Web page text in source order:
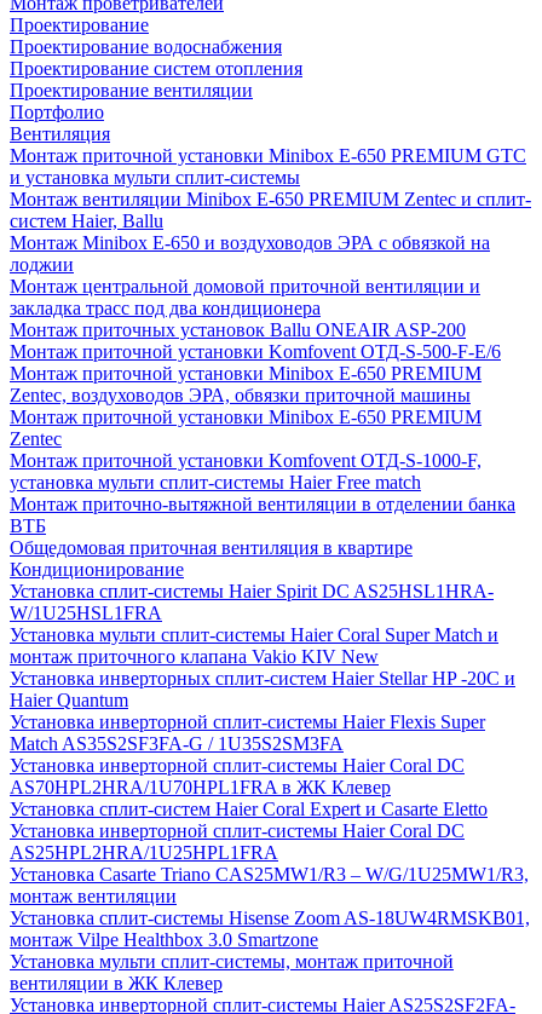
Проектирование
Проектирование водоснабжения
Проектирование систем отопления
Проектирование вентиляции
Портфолио
Вентиляция
Монтаж приточной установки Minibox E-650 PREMIUM GTC
и установка мульти сплит-системы
Монтаж вентиляции Minibox E-650 PREMIUM Zentec и сплит-
систем Haier, Ballu
Монтаж Minibox E-650 и воздуховодов ЭРА с обвязкой на
лоджии
Монтаж центральной домовой приточной вентиляции и
закладка трасс под два кондиционера
Монтаж приточных установок Ballu ONEAIR ASP-200
Монтаж приточной установки Komfovent ОТД-S-500-F-E/6
Монтаж приточной установки Minibox E-650 PREMIUM
Zentec, воздуховодов ЭРА, обвязки приточной машины
Монтаж приточной установки Minibox E-650 PREMIUM
Zentec
Монтаж приточной установки Komfovent ОТД-S-1000-F,
установка мульти сплит-системы Haier Free match
Монтаж приточно-вытяжной вентиляции в отделении банка
ВТБ
Общедомовая приточная вентиляция в квартире
Кондиционирование
Установка сплит-системы Haier Spirit DC AS25HSL1HRA-
W/1U25HSL1FRA
Установка мульти сплит-системы Haier Coral Super Match и
монтаж приточного клапана Vakio KIV New
Установка инверторных сплит-систем Haier Stellar HP -20С и
Haier Quantum
Установка инверторной сплит-системы Haier Flexis Super
Match AS35S2SF3FA-G / 1U35S2SM3FA
Установка инверторной сплит-системы Haier Coral DC
AS70HPL2HRA/1U70HPL1FRA в ЖК Клевер
Установка сплит-систем Haier Coral Expert и Casarte Eletto
Установка инверторной сплит-системы Haier Coral DC
AS25HPL2HRA/1U25HPL1FRA
Установка Casarte Triano CAS25MW1/R3 – W/G/1U25MW1/R3,
монтаж вентиляции
Установка сплит-системы Hisense Zoom AS-18UW4RMSKB01,
монтаж Vilpe Healthbox 3.0 Smartzone
Установка мульти сплит-системы, монтаж приточной
вентиляции в ЖК Клевер
Установка инверторной сплит-системы Haier AS25S2SF2FA-